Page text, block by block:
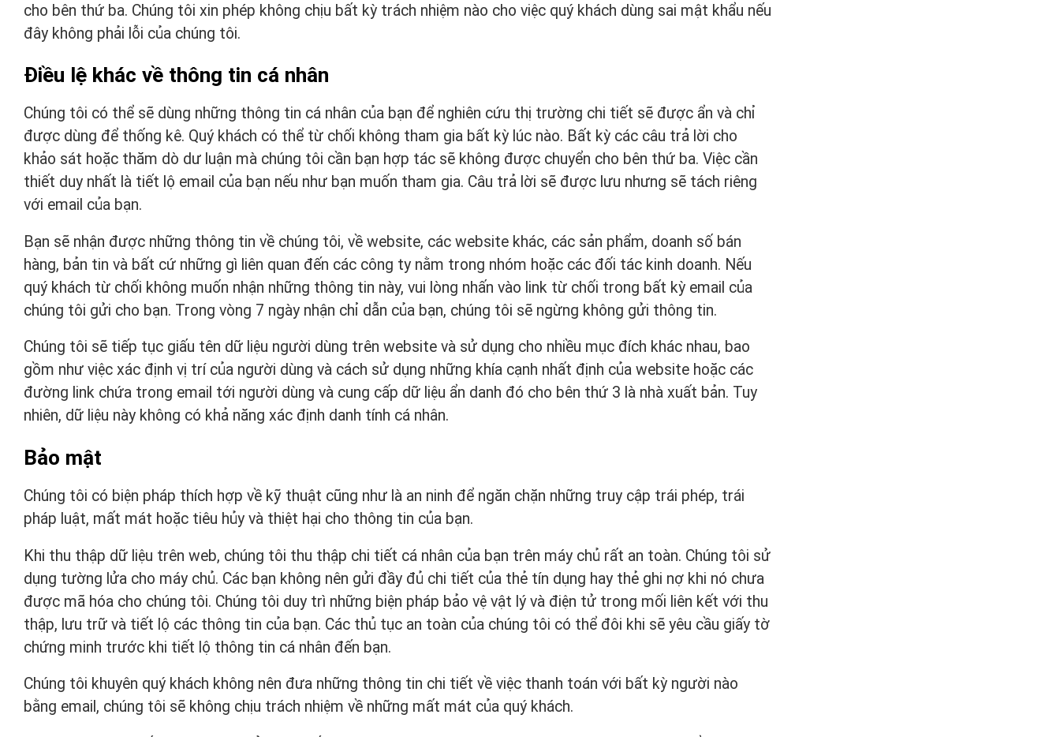
cho bên thứ ba. Chúng tôi xin phép không chịu bất kỳ trách nhiệm nào cho việc quý khách dùng sai mật khẩu nếu
đây không phải lỗi của chúng tôi.
Điều lệ khác về thông tin cá nhân
Chúng tôi có thể sẽ dùng những thông tin cá nhân của bạn để nghiên cứu thị trường chi tiết sẽ được ẩn và chỉ
được dùng để thống kê. Quý khách có thể từ chối không tham gia bất kỳ lúc nào. Bất kỳ các câu trả lời cho
khảo sát hoặc thăm dò dư luận mà chúng tôi cần bạn hợp tác sẽ không được chuyển cho bên thứ ba. Việc cần
thiết duy nhất là tiết lộ email của bạn nếu như bạn muốn tham gia. Câu trả lời sẽ được lưu nhưng sẽ tách riêng
với email của bạn.
Bạn sẽ nhận được những thông tin về chúng tôi, về website, các website khác, các sản phẩm, doanh số bán
hàng, bản tin và bất cứ những gì liên quan đến các công ty nằm trong nhóm hoặc các đối tác kinh doanh. Nếu
quý khách từ chối không muốn nhận những thông tin này, vui lòng nhấn vào link từ chối trong bất kỳ email của
chúng tôi gửi cho bạn. Trong vòng 7 ngày nhận chỉ dẫn của bạn, chúng tôi sẽ ngừng không gửi thông tin.
Chúng tôi sẽ tiếp tục giấu tên dữ liệu người dùng trên website và sử dụng cho nhiều mục đích khác nhau, bao
gồm như việc xác định vị trí của người dùng và cách sử dụng những khía cạnh nhất định của website hoặc các
đường link chứa trong email tới người dùng và cung cấp dữ liệu ẩn danh đó cho bên thứ 3 là nhà xuất bản. Tuy
nhiên, dữ liệu này không có khả năng xác định danh tính cá nhân.
Bảo mật
Chúng tôi có biện pháp thích hợp về kỹ thuật cũng như là an ninh để ngăn chặn những truy cập trái phép, trái
pháp luật, mất mát hoặc tiêu hủy và thiệt hại cho thông tin của bạn.
Khi thu thập dữ liệu trên web, chúng tôi thu thập chi tiết cá nhân của bạn trên máy chủ rất an toàn. Chúng tôi sử
dụng tường lửa cho máy chủ. Các bạn không nên gửi đầy đủ chi tiết của thẻ tín dụng hay thẻ ghi nợ khi nó chưa
được mã hóa cho chúng tôi. Chúng tôi duy trì những biện pháp bảo vệ vật lý và điện tử trong mối liên kết với thu
thập, lưu trữ và tiết lộ các thông tin của bạn. Các thủ tục an toàn của chúng tôi có thể đôi khi sẽ yêu cầu giấy tờ
chứng minh trước khi tiết lộ thông tin cá nhân đến bạn.
Chúng tôi khuyên quý khách không nên đưa những thông tin chi tiết về việc thanh toán với bất kỳ người nào
bằng email, chúng tôi sẽ không chịu trách nhiệm về những mất mát của quý khách.